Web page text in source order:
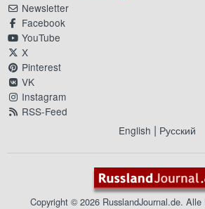
Newsletter
Facebook
YouTube
X
Pinterest
VK
Instagram
RSS-Feed
English | Русский
Copyright © 2026 RusslandJournal.de. Alle